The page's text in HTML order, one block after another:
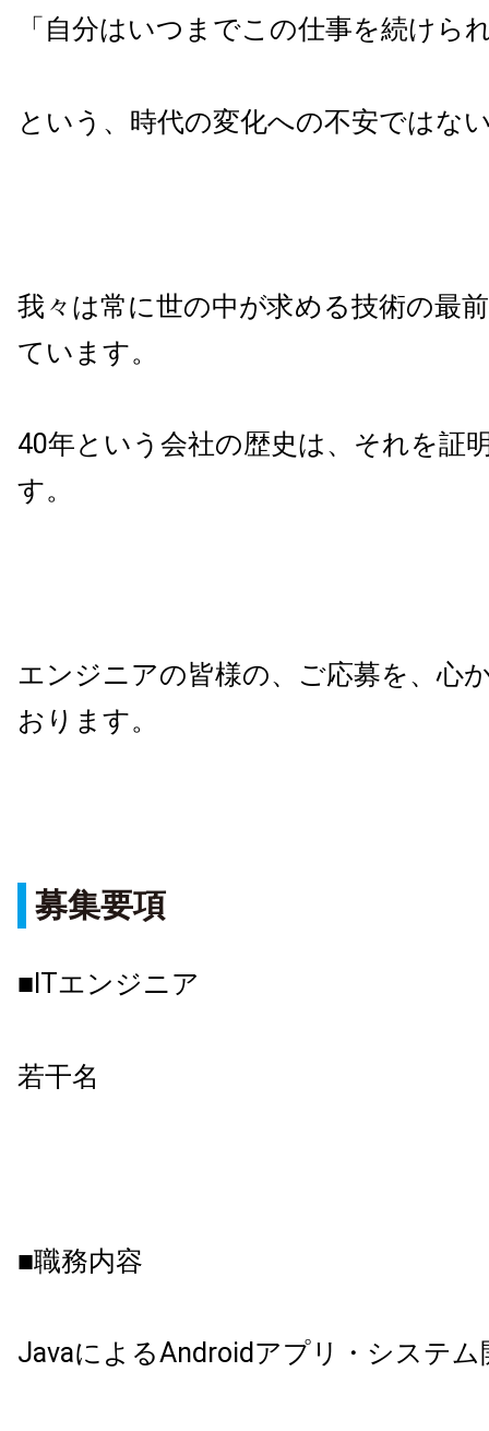
「自分はいつまでこの仕事を続けら
という、時代の変化への不安ではな
我々は常に世の中が求める技術の最
ています。
40年という会社の歴史は、それを証
す。
エンジニアの皆様の、ご応募を、心
おります。
募集要項
■ITエンジニア
若干名
■職務内容
JavaによるAndroidアプリ・システム